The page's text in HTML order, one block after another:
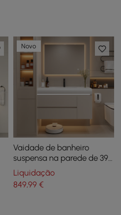
Novo
Vaidade de banheiro
suspensa na parede de 39"
branca com amplo
armazenamento e luz
ajustável
Liquidação
849,99€